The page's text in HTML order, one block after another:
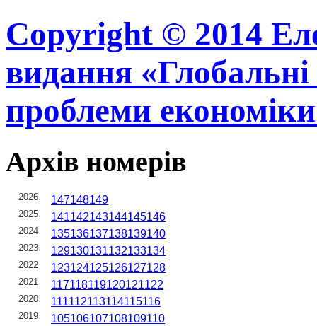
Copyright © 2014
видання «Глобальні
проблеми
Архів номерів
2026 147148149
2025 141142143144145146
2024 135136137138139140
2023 129130131132133134
2022 123124125126127128
2021 117118119120121122
2020 111112113114115116
2019 105106107108109110